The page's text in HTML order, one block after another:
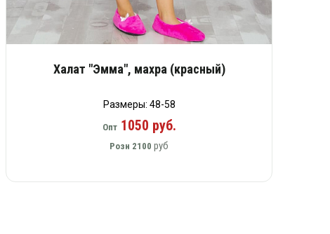
Халат "Эмма", махра (красный)
Размеры: 48-58
Опт1050 руб.
Розн 2100 руб